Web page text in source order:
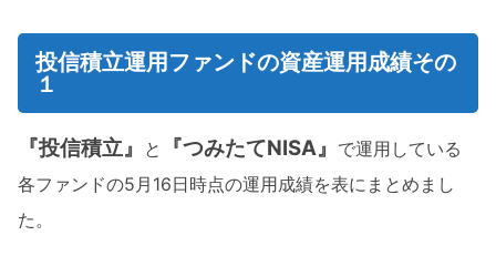
投信積立運用ファンドの資産運用成績その
１
『投信積立』 と 『つみたてNISA』 で運用している
各ファンドの5月16日時点の運用成績を表にまとめまし
た。